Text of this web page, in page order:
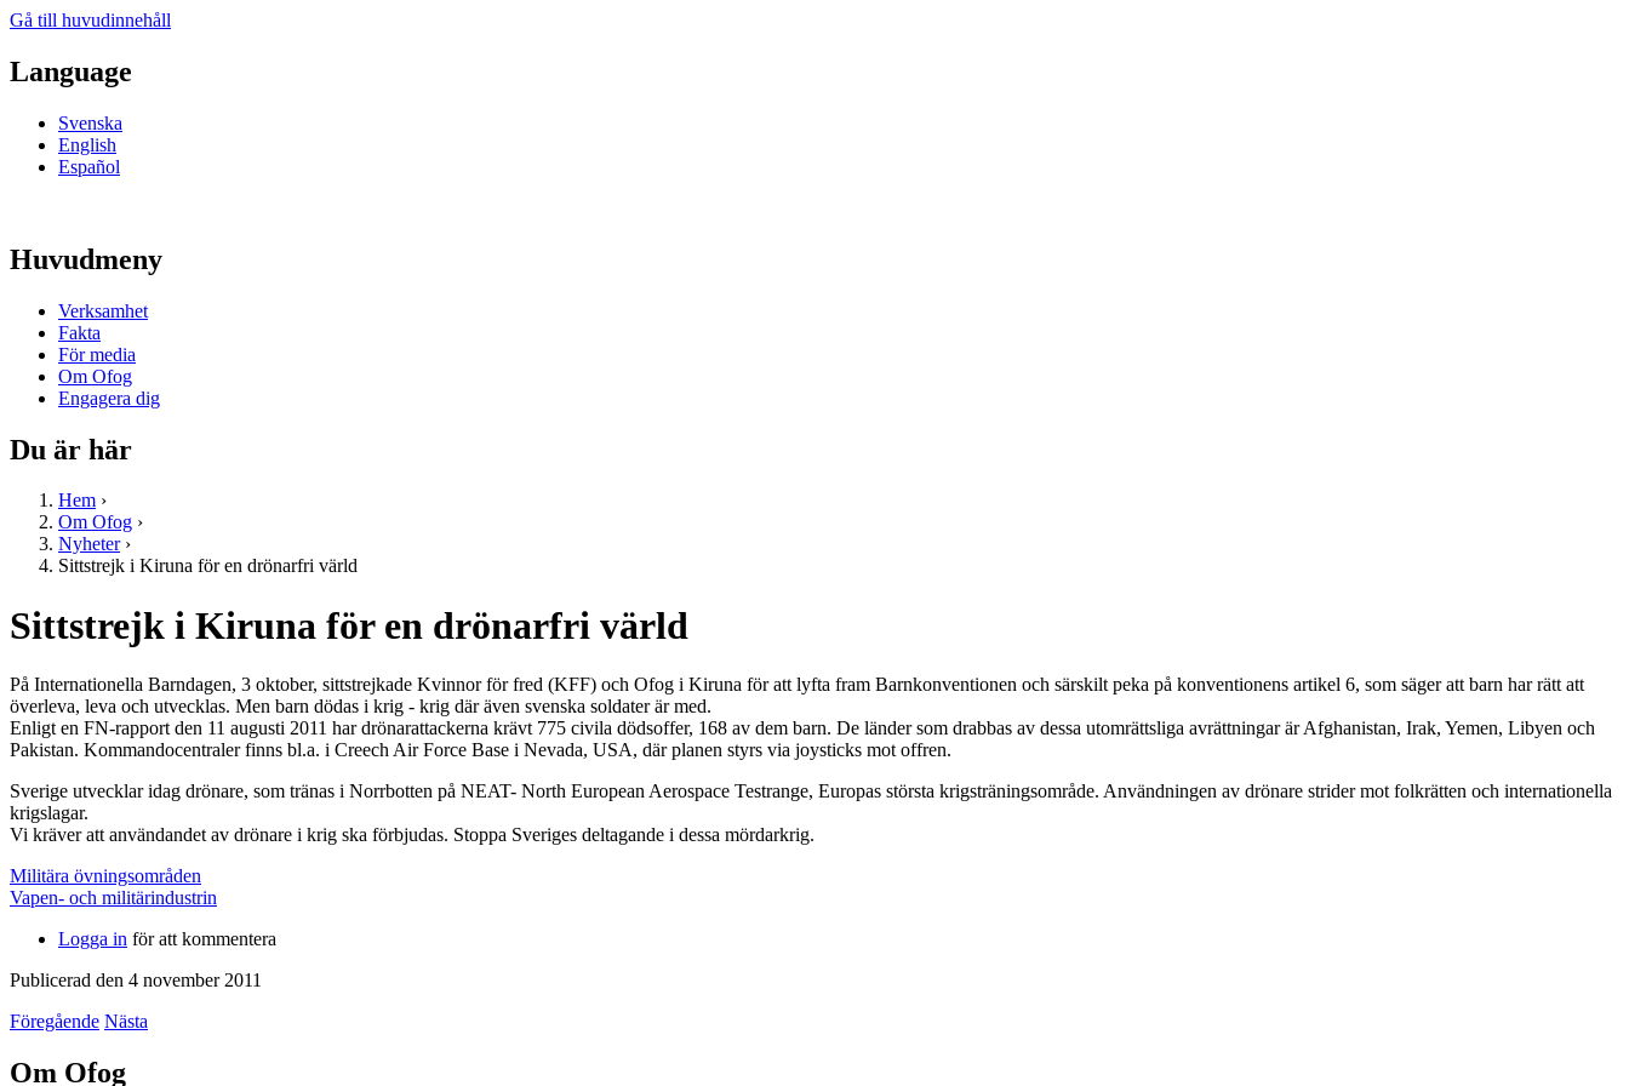
Gå till huvudinnehåll
Language
Svenska
English
Español
Huvudmeny
Verksamhet
Fakta
För media
Om Ofog
Engagera dig
Du är här
Hem ›
Om Ofog ›
Nyheter›
Sittstrejk i Kiruna för en drönarfri värld
Sittstrejk i Kiruna för en drönarfri värld
På Internationella Barndagen, 3 oktober, sittstrejkade Kvinnor för fred (KFF) och Ofog i Kiruna för att lyfta fram Barnkonventionen och särskilt peka på konventionens artikel 6, som säger att barn har rätt att
överleva, leva och utvecklas. Men barn dödas i krig - krig där även svenska soldater är med.
Enligt en FN-rapport den 11 augusti 2011 har drönarattackerna krävt 775 civila dödsoffer, 168 av dem barn. De länder som drabbas av dessa utomrättsliga avrättningar är Afghanistan, Irak, Yemen, Libyen och
Pakistan. Kommandocentraler finns bl.a. i Creech Air Force Base i Nevada, USA, där planen styrs via joysticks mot offren.
Sverige utvecklar idag drönare, som tränas i Norrbotten på NEAT- North European Aerospace Testrange, Europas största krigsträningsområde. Användningen av drönare strider mot folkrätten och internationella
krigslagar.
Vi kräver att användandet av drönare i krig ska förbjudas. Stoppa Sveriges deltagande i dessa mördarkrig.
Militära övningsområden
Vapen- och militärindustrin
Logga in för att kommentera
Publicerad den 4 november 2011
Föregående Nästa
Om Ofog